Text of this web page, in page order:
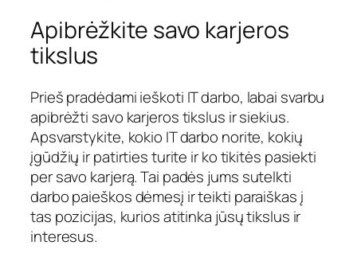
Apibrėžkite savo karjeros
tikslus
Prieš pradėdami ieškoti IT darbo, labai svarbu
apibrėžti savo karjeros tikslus ir siekius.
Apsvarstykite, kokio IT darbo norite, kokių
įgūdžių ir patirties turite ir ko tikitės pasiekti
per savo karjerą. Tai padės jums sutelkti
darbo paieškos dėmesį ir teikti paraiškas į
tas pozicijas, kurios atitinka jūsų tikslus ir
interesus.